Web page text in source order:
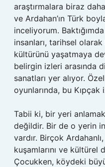
araştırmalara biraz
ve Ardahan’ın Türk
inceliyorum.
insanları, tarihsel olarak
kültürünü yaşatmaya
belirgin izleri arasında
sanatları yer alıyor.
oyunlarında, bu
Tabii ki, bir yeri
değildir. Bir de o yerin
vardır. Birçok
kuşamlarını ve kültürel
Çocukken, köydeki